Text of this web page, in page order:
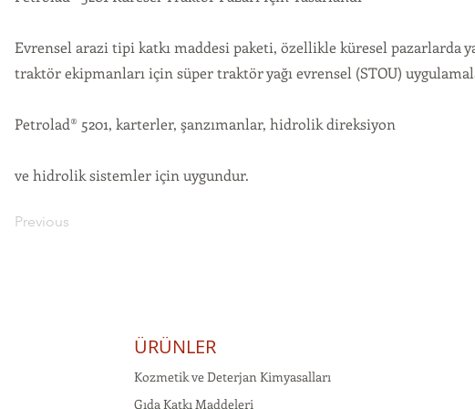
Evrensel arazi tipi katkı maddesi paketi, özellikle küresel pazarlarda
traktör ekipmanları için süper traktör yağı evrensel (STOU)
Petrolad® 5201, karterler, şanzımanlar, hidrolik direksiyon
ve hidrolik sistemler için uygundur.
Previous
ÜRÜNLER
Kozmetik ve Deterjan Kimyasalları
Gıda Katkı Maddeleri